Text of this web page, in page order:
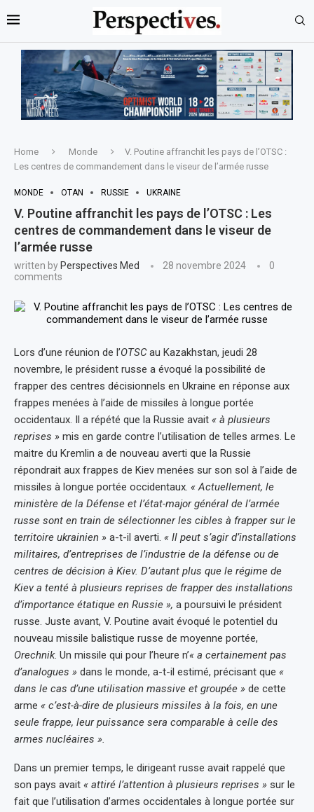
Home Monde
V. Poutine affranchit les pays de l’OTSC :
Les centres de commandement dans le viseur de l’armée russe
MONDE OTAN RUSSIE UKRAINE
V. Poutine affranchit les pays de l’OTSC : Les
centres de commandement dans le viseur de
l’armée russe
written by Perspectives Med 28 novembre 2024
0
comments
Lors d’une réunion de l’OTSCau Kazakhstan, jeudi 28
novembre, le président russe a évoqué la possibilité de
frapper des centres décisionnels en Ukraine en réponse aux
frappes menées à l’aide de missiles à longue portée
occidentaux. Il a répété que la Russie avait « à plusieurs
reprises » mis en garde contre l’utilisation de telles armes. Le
maitre du Kremlin a de nouveau averti que la Russie
répondrait aux frappes de Kiev menées sur son sol à l’aide de
missiles à longue portée occidentaux. « Actuellement, le
ministère de la Défense et l’état-major général de l’armée
russe sont en train de sélectionner les cibles à frapper sur le
territoire ukrainien » a-t-il averti. « Il peut s’agir d’installations
militaires, d’entreprises de l’industrie de la défense ou de
centres de décision à Kiev. D’autant plus que le régime de
Kiev a tenté à plusieurs reprises de frapper des installations
d’importance étatique en Russie », a poursuivi le président
russe. Juste avant, V. Poutine avait évoqué le potentiel du
nouveau missile balistique russe de moyenne portée,
Orechnik. Un missile qui pour l’heure n’« a certainement pas
d’analogues » dans le monde, a-t-il estimé, précisant que «
dans le cas d’une utilisation massive et groupée » de cette
arme « c’est-à-dire de plusieurs missiles à la fois, en une
seule frappe, leur puissance sera comparable à celle des
armes nucléaires ».
Dans un premier temps, le dirigeant russe avait rappelé que
son pays avait « attiré l’attention à plusieurs reprises » sur le
fait que l’utilisation d’armes occidentales à longue portée sur